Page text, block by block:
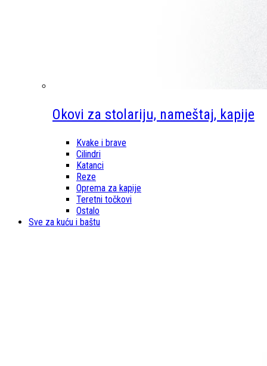
Okovi za stolariju, nameštaj, kapije
Kvake i brave
Cilindri
Katanci
Reze
Oprema za kapije
Teretni točkovi
Ostalo
Sve za kuću i baštu